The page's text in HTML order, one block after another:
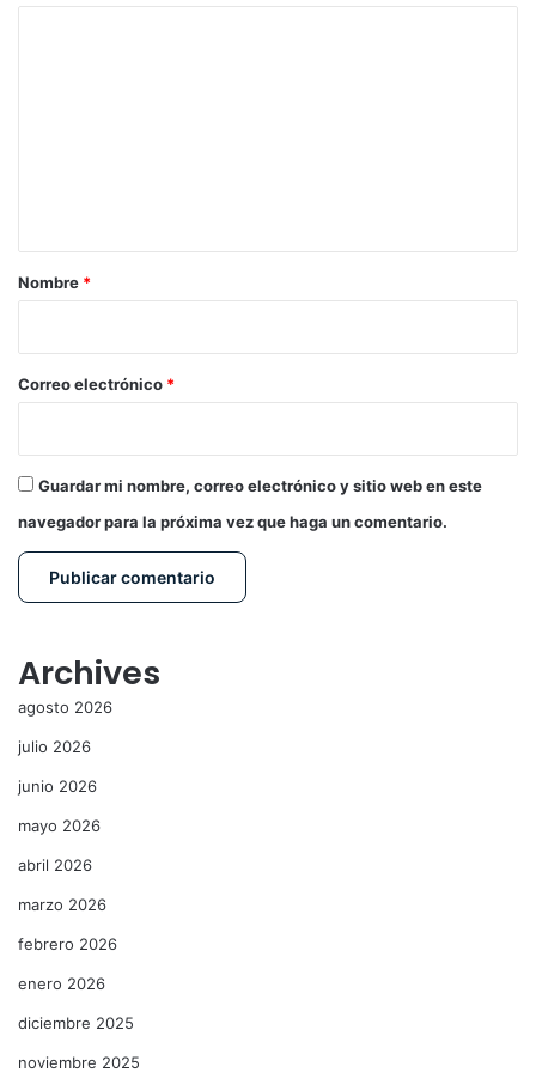
r
*
Nombre *
Correo electrónico *
Guardar mi nombre, correo electrónico y sitio web en este
navegador para la próxima vez que haga un comentario.
Archives
agosto 2026
julio 2026
junio 2026
mayo 2026
abril 2026
marzo 2026
febrero 2026
enero 2026
diciembre 2025
noviembre 2025